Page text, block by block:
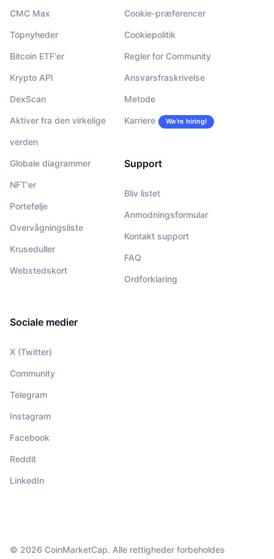
CMC Max
Topnyheder
Bitcoin ETF'er
Krypto API
DexScan
Aktiver fra den virkelige
verden
Globale diagrammer
NFT'er
Portefølje
Overvågningsliste
Kruseduller
Webstedskort
Cookie-præferencer
Cookiepolitik
Regler for Community
Ansvarsfraskrivelse
Metode
Karriere We’re hiring!
Support
Bliv listet
Anmodningsformular
Kontakt support
FAQ
Ordforklaring
Sociale medier
X (Twitter)
Community
Telegram
Instagram
Facebook
Reddit
LinkedIn
© 2026 CoinMarketCap. Alle rettigheder forbeholdes